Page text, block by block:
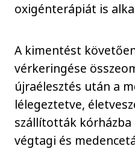
oxigénterápiát is
A kimentést
vérkeringése
újraélesztés után a
lélegeztetve,
szállították
végtagi és